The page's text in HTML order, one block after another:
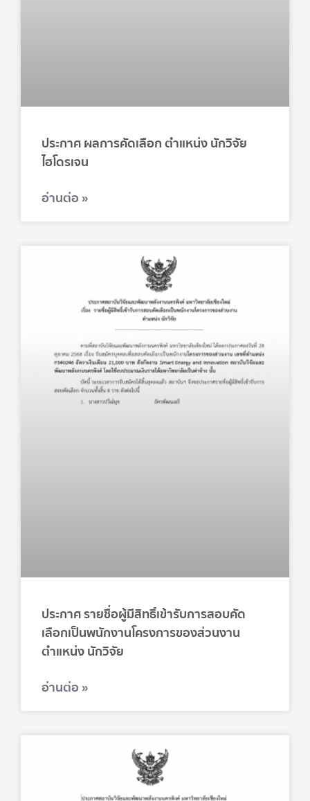
ประกาศ ผลการคัดเลือก ตำแหน่ง นักวิจัย
ไฮโดรเจน
อ่านต่อ »
ประกาศ รายชื่อผู้มีสิทธิ์เข้ารับการสอบคัด
เลือกเป็นพนักงานโครงการของส่วนงาน
ตำแหน่ง นักวิจัย
อ่านต่อ »